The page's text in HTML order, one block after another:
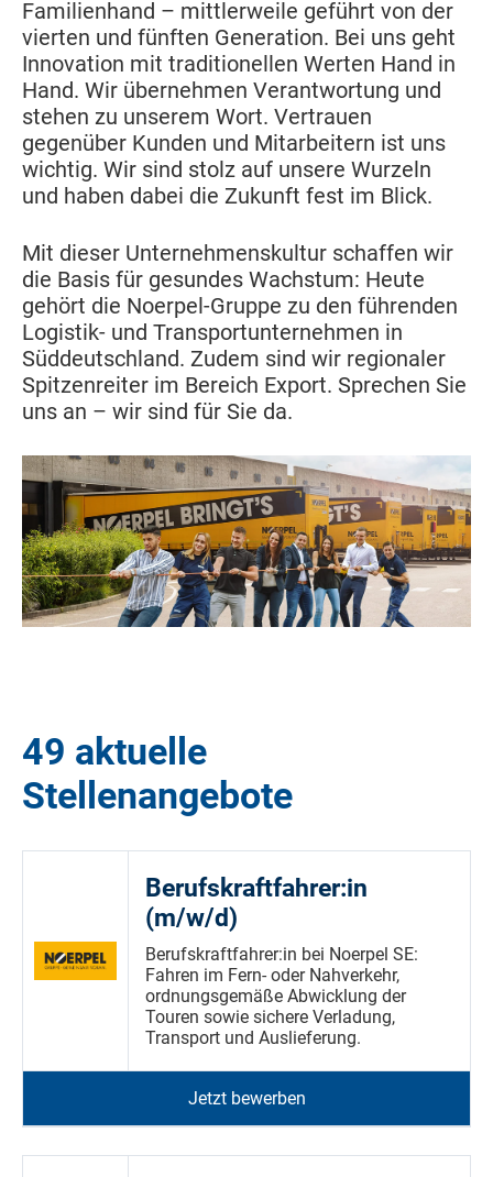
Familienhand – mittlerweile geführt von der
vierten und fünften Generation. Bei uns geht
Innovation mit traditionellen Werten Hand in
Hand. Wir übernehmen Verantwortung und
stehen zu unserem Wort. Vertrauen
gegenüber Kunden und Mitarbeitern ist uns
wichtig. Wir sind stolz auf unsere Wurzeln
und haben dabei die Zukunft fest im Blick.
Mit dieser Unternehmenskultur schaffen wir
die Basis für gesundes Wachstum: Heute
gehört die Noerpel-Gruppe zu den führenden
Logistik- und Transportunternehmen in
Süddeutschland. Zudem sind wir regionaler
Spitzenreiter im Bereich Export. Sprechen Sie
uns an – wir sind für Sie da.
49 aktuelle
Stellenangebote
Berufskraftfahrer:in
(m/w/d)
Berufskraftfahrer:in bei Noerpel SE:
Fahren im Fern- oder Nahverkehr,
ordnungsgemäße Abwicklung der
Touren sowie sichere Verladung,
Transport und Auslieferung.
Jetzt bewerben